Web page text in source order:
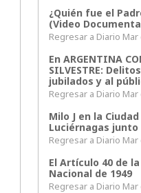
¿Quién fue el
(Video
Regresar a Diario
En ARGENTINA
SILVESTRE:
jubilados y al
Regresar a Diario
Milo J en la
Luciérnagas junto
Regresar a Diario
El Artículo 40 de
Nacional de 1949
Regresar a Diario